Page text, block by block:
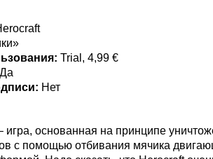
Trial, 4,99 €
Да
Нет
игра, основанная на принципе
с помощью отбивания мячика